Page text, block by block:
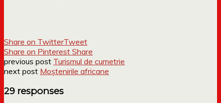
Share on TwitterTweet
Share on Pinterest Share
previous post Turismul de cumetrie
next post Moștenirile africane
29 responses